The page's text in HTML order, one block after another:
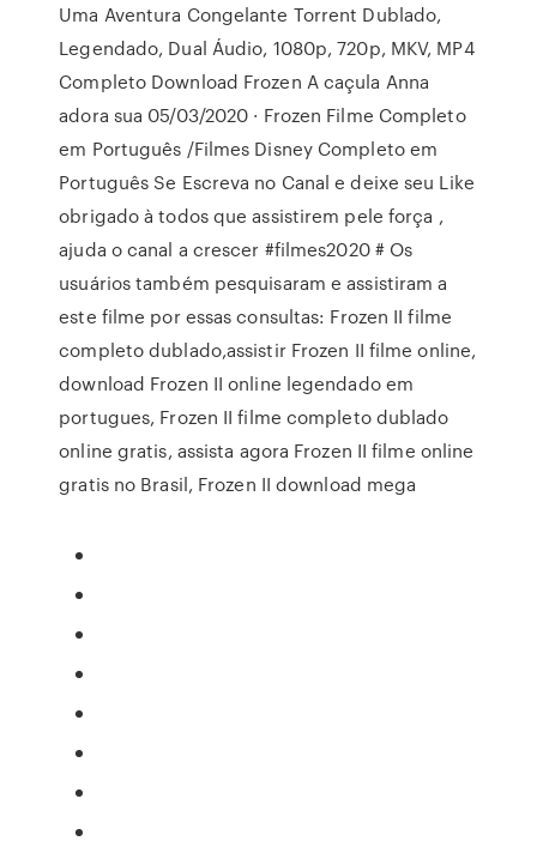
Uma Aventura Congelante Torrent Dublado,
Legendado, Dual Áudio, 1080p, 720p, MKV, MP4
Completo Download Frozen A caçula Anna
adora sua 05/03/2020 · Frozen Filme Completo
em Português /Filmes Disney Completo em
Português Se Escreva no Canal e deixe seu Like
obrigado à todos que assistirem pele força ,
ajuda o canal a crescer #filmes2020 # Os
usuários também pesquisaram e assistiram a
este filme por essas consultas: Frozen II filme
completo dublado,assistir Frozen II filme online,
download Frozen II online legendado em
portugues, Frozen II filme completo dublado
online gratis, assista agora Frozen II filme online
gratis no Brasil, Frozen II download mega